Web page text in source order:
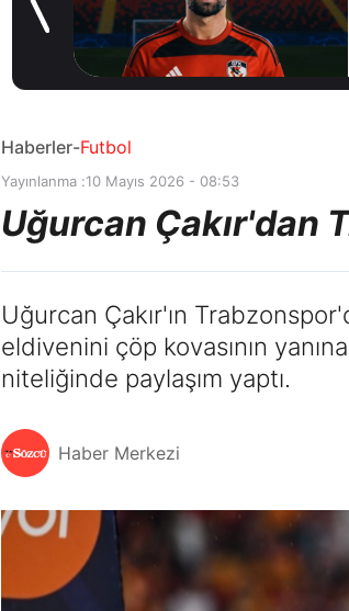
oldu
10 saat önce
Haberler-Futbol
Yayınlanma :10 Mayıs 2026 - 08:53
Uğurcan Çakır'dan
Uğurcan Çakır'ın
eldivenini çöp kovasının
niteliğinde paylaşım yaptı.
Haber Merkezi